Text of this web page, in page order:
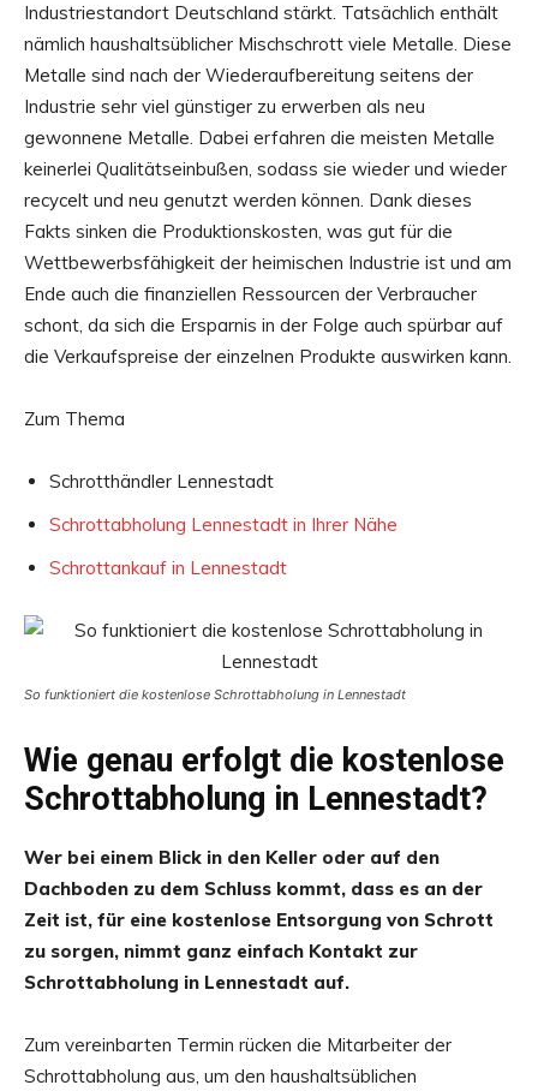
Industriestandort Deutschland stärkt. Tatsächlich enthält
nämlich haushaltsüblicher Mischschrott viele Metalle. Diese
Metalle sind nach der Wiederaufbereitung seitens der
Industrie sehr viel günstiger zu erwerben als neu
gewonnene Metalle. Dabei erfahren die meisten Metalle
keinerlei Qualitätseinbußen, sodass sie wieder und wieder
recycelt und neu genutzt werden können. Dank dieses
Fakts sinken die Produktionskosten, was gut für die
Wettbewerbsfähigkeit der heimischen Industrie ist und am
Ende auch die finanziellen Ressourcen der Verbraucher
schont, da sich die Ersparnis in der Folge auch spürbar auf
die Verkaufspreise der einzelnen Produkte auswirken kann.
Zum Thema
Schrotthändler Lennestadt
Schrottabholung Lennestadt in Ihrer Nähe
Schrottankauf in Lennestadt
So funktioniert die kostenlose Schrottabholung in Lennestadt
Wie genau erfolgt die kostenlose
Schrottabholung in Lennestadt?
Wer bei einem Blick in den Keller oder auf den
Dachboden zu dem Schluss kommt, dass es an der
Zeit ist, für eine kostenlose Entsorgung von Schrott
zu sorgen, nimmt ganz einfach Kontakt zur
Schrottabholung in Lennestadt auf.
Zum vereinbarten Termin rücken die Mitarbeiter der
Schrottabholung aus, um den haushaltsüblichen